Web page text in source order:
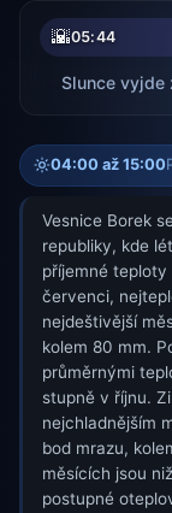
🌇05:44
Slunce vyjde
04:00 až 15:00
Vesnice Borek
republiky, kde
příjemné teploty
červenci,
nejdeštivější
kolem 80 mm.
průměrnými
stupně v říjnu.
nejchladnějším
bod mrazu,
měsících jsou
postupné